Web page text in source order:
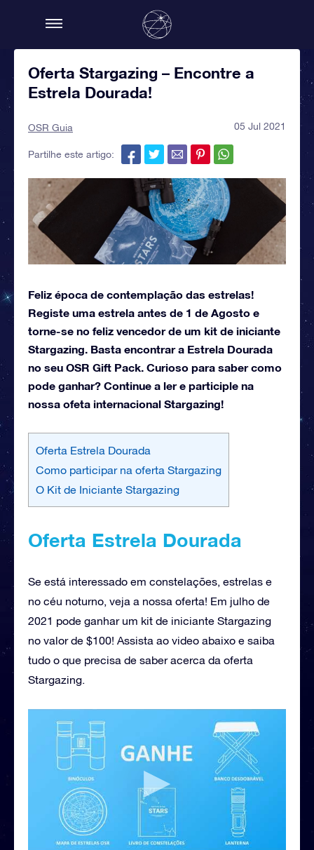
Oferta Stargazing – Encontre a
Estrela Dourada!
OSR Guia 05 Jul 2021
Partilhe este artigo:
Feliz época de contemplação das estrelas!
Registe uma estrela antes de 1 de Agosto e
torne-se no feliz vencedor de um kit de iniciante
Stargazing. Basta encontrar a Estrela Dourada
no seu OSR Gift Pack. Curioso para saber como
pode ganhar? Continue a ler e participle na
nossa ofeta internacional Stargazing!
Oferta Estrela Dourada
Como participar na oferta Stargazing
O Kit de Iniciante Stargazing
Oferta Estrela Dourada
Se está interessado em constelações, estrelas e
no céu noturno, veja a nossa oferta! Em julho de
2021 pode ganhar um kit de iniciante Stargazing
no valor de $100! Assista ao video abaixo e saiba
tudo o que precisa de saber acerca da oferta
Stargazing.